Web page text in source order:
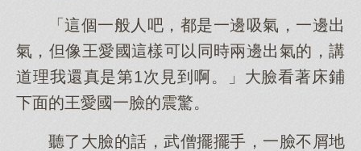
「這個一般人吧，都是一邊吸氣，一邊出
氣，但像王愛國這樣可以同時兩邊出氣的，講
道理我還真是第1次見到啊。」大臉看著床鋪
下面的王愛國一臉的震驚。
聽了大臉的話，武僧擺擺手，一臉不屑地